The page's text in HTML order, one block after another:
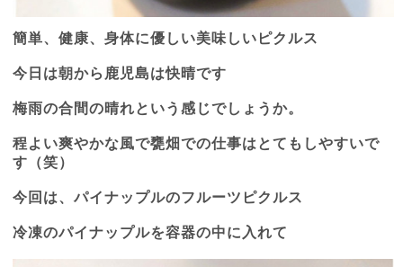
簡単、健康、身体に優しい美味しいピクルス
今日は朝から鹿児島は快晴です
梅雨の合間の晴れという感じでしょうか。
程よい爽やかな風で甕畑での仕事はとてもしやすいで
す（笑）
今回は、パイナップルのフルーツピクルス
冷凍のパイナップルを容器の中に入れて